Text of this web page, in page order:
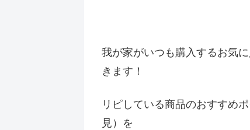
我が家がいつも購入するお気
きます！
リピしている商品のおすすめ
見）を